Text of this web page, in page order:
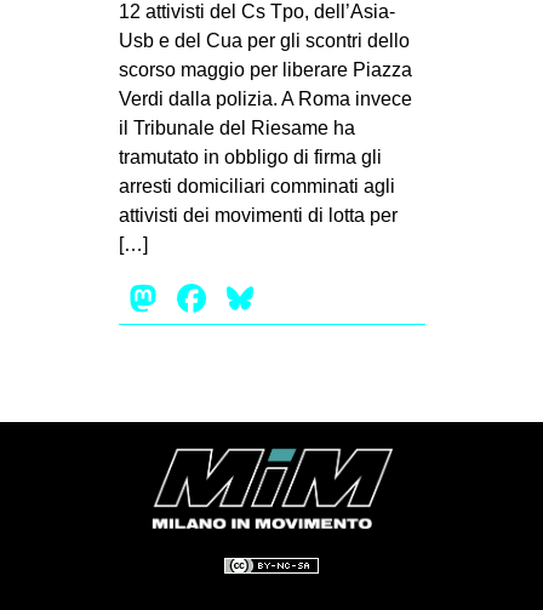
12 attivisti del Cs Tpo, dell’Asia-
Usb e del Cua per gli scontri dello
scorso maggio per liberare Piazza
Verdi dalla polizia. A Roma invece
il Tribunale del Riesame ha
tramutato in obbligo di firma gli
arresti domiciliari comminati agli
attivisti dei movimenti di lotta per
[…]
Mastodon
Facebook